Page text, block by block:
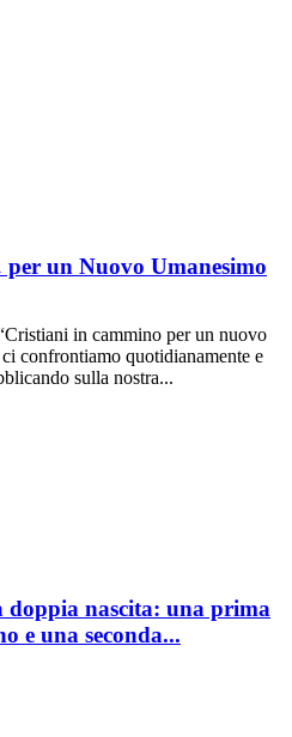
un Nuovo Umanesimo
in cammino per un nuovo
confrontiamo quotidianamente e
sulla nostra...
doppia nascita: una prima
e una seconda...